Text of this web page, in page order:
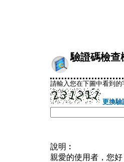
驗證碼檢查
請輸入您在下圖中看到
更換驗
說明︰
親愛的使用者，您